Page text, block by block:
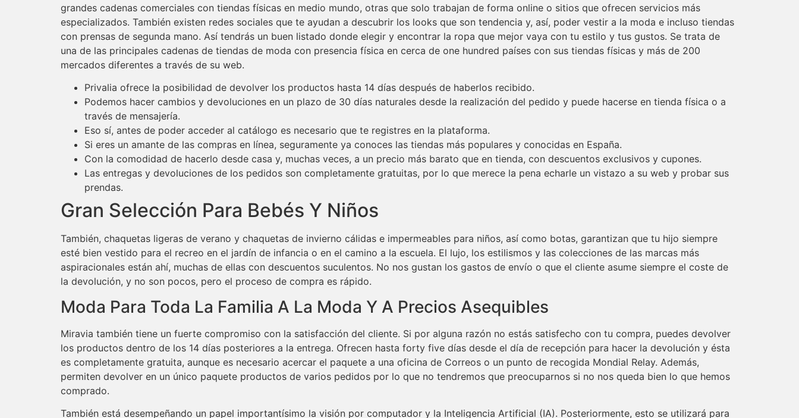
grandes cadenas comerciales con tiendas físicas en medio mundo, otras que solo trabajan de forma online o sitios que ofrecen servicios más
especializados. También existen redes sociales que te ayudan a descubrir los looks que son tendencia y, así, poder vestir a la moda e incluso tiendas
con prensas de segunda mano. Así tendrás un buen listado donde elegir y encontrar la ropa que mejor vaya con tu estilo y tus gustos. Se trata de
una de las principales cadenas de tiendas de moda con presencia física en cerca de one hundred países con sus tiendas físicas y más de 200
mercados diferentes a través de su web.
Privalia ofrece la posibilidad de devolver los productos hasta 14 días después de haberlos recibido.
Podemos hacer cambios y devoluciones en un plazo de 30 días naturales desde la realización del pedido y puede hacerse en tienda física o a
través de mensajería.
Eso sí, antes de poder acceder al catálogo es necesario que te registres en la plataforma.
Si eres un amante de las compras en línea, seguramente ya conoces las tiendas más populares y conocidas en España.
Con la comodidad de hacerlo desde casa y, muchas veces, a un precio más barato que en tienda, con descuentos exclusivos y cupones.
Las entregas y devoluciones de los pedidos son completamente gratuitas, por lo que merece la pena echarle un vistazo a su web y probar sus
prendas.
Gran Selección Para Bebés Y Niños
También, chaquetas ligeras de verano y chaquetas de invierno cálidas e impermeables para niños, así como botas, garantizan que tu hijo siempre
esté bien vestido para el recreo en el jardín de infancia o en el camino a la escuela. El lujo, los estilismos y las colecciones de las marcas más
aspiracionales están ahí, muchas de ellas con descuentos suculentos. No nos gustan los gastos de envío o que el cliente asume siempre el coste de
la devolución, y no son pocos, pero el proceso de compra es rápido.
Moda Para Toda La Familia A La Moda Y A Precios Asequibles
Miravia también tiene un fuerte compromiso con la satisfacción del cliente. Si por alguna razón no estás satisfecho con tu compra, puedes devolver
los productos dentro de los 14 días posteriores a la entrega. Ofrecen hasta forty five días desde el día de recepción para hacer la devolución y ésta
es completamente gratuita, aunque es necesario acercar el paquete a una oficina de Correos o un punto de recogida Mondial Relay. Además,
permiten devolver en un único paquete productos de varios pedidos por lo que no tendremos que preocuparnos si no nos queda bien lo que hemos
comprado.
También está desempeñando un papel importantísimo la visión por computador y la Inteligencia Artificial (IA). Posteriormente, esto se utilizará para